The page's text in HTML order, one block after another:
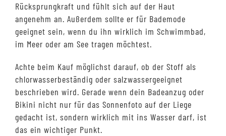
Rücksprungkraft und fühlt sich auf der Haut
angenehm an. Außerdem sollte er für Bademode
geeignet sein, wenn du ihn wirklich im Schwimmbad,
im Meer oder am See tragen möchtest.
Achte beim Kauf möglichst darauf, ob der Stoff als
chlorwasserbeständig oder salzwassergeeignet
beschrieben wird. Gerade wenn dein Badeanzug oder
Bikini nicht nur für das Sonnenfoto auf der Liege
gedacht ist, sondern wirklich mit ins Wasser darf, ist
das ein wichtiger Punkt.